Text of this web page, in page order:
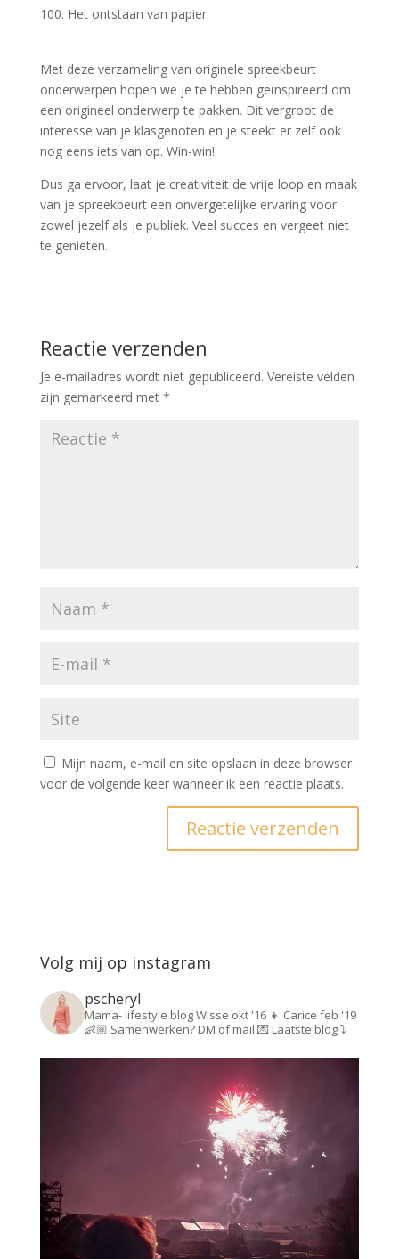
Het ontstaan van papier.
Met deze verzameling van originele spreekbeurt
onderwerpen hopen we je te hebben geïnspireerd om
een origineel onderwerp te pakken. Dit vergroot de
interesse van je klasgenoten en je steekt er zelf ook
nog eens iets van op. Win-win!
Dus ga ervoor, laat je creativiteit de vrije loop en maak
van je spreekbeurt een onvergetelijke ervaring voor
zowel jezelf als je publiek. Veel succes en vergeet niet
te genieten.
Reactie verzenden
Je e-mailadres wordt niet gepubliceerd. Vereiste velden
zijn gemarkeerd met *
Mijn naam, e-mail en site opslaan in deze browser
voor de volgende keer wanneer ik een reactie plaats.
Volg mij op instagram
pscheryl
Mama- lifestyle blogWisse okt '16 👦 Carice feb '19
👶🏼 Samenwerken? DM of mail 💌Laatste blog ⤵️